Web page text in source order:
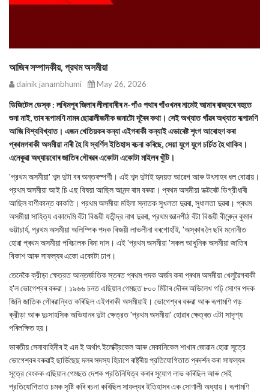
আজিৰ সম্পাদকীয়, প্রথম অসমীয়া
dainik janambhumi May 26, 2026
ডিজিটেল ডেস্ক : লখিমপুৰ জিলাৰ লীলাবাৰীৰ ন-গাঁও পথাৰ গাঁওখনৰ নামেই আমাৰ ৰাজ্যৰে বহুতে
শুনা নাই, তাৰ ৰূপামণি নামৰ ছোৱালীজনীক জনাটো দূৰৈৰ কথা। সেই অখ্যাত গাঁৱৰ অখ্যাত ৰূপামণি
আজি বিশ্ববিখ্যাত। এজন খেতিয়কৰ কন্যা এইগৰাকী কন্যাই এভাৰেষ্ট শৃংগ আৰোহণ কৰা
প্ৰথমগৰাকী অসমীয়া নাৰী হৈ যি স্বর্ণিল ইতিহাস ৰচনা কৰিছে, সেয়া যুগে যুগে চর্চিত হৈ থাকিব।
এনেকুৱা অধ্যায়বোৰ জাতিৰ গৌৰৱৰ একোটা একোটা মাইলৰ খুঁটি।
'প্রথম অসমীয়া' শব্দ দুটা বৰ অন্তৰস্পৰ্শী। এই শব্দ দুটাই হৃদয়ত আৱেগ আৰু উৎসাহৰ ধল বোৱায়।
প্রথম অসমীয়া আই চি এছ বিষয়া আছিল আনন্দ ৰাম বৰুৱা। প্ৰথম অসমীয়া ডক্টৰেট ডিগ্রীধাৰী
আছিল বাণীকান্ত কাকতি। প্রথম অসমীয়া মহিলা স্নাতক সুখলতা দুৱৰা, সুধালতা দুৱৰা। প্ৰথম
অসমীয়া সাহিত্য একাদেমি বঁটা বিজয়ী যতীন্দ্র নাথ দুৱৰা, প্রথম জ্ঞানপীঠ বঁটা বিজয়ী বীৰেন্দ্ৰ কুমাৰ
ভট্টাচাৰ্য, প্রথম অসমীয়া অলিম্পিক পদক বিজয়ী লাভলীনা বৰগোহাঁই, 'অস্কাৰ লৈ ছবি মনোনীত
হোৱা প্ৰথম অসমীয়া পৰিচালক ৰিমা দাস। এই 'প্রথম অসমীয়া 'সকল আধুনিক অসমীয়া জাতিৰ
বিকাশ আৰু সাফল্যৰ একো একোটা ঢাপ।
তেনেকৈ ক্রীড়া ক্ষেত্রত আন্তর্জাতিক স্তৰত প্ৰথম পদক অর্জন কৰা প্ৰথম অসমীয়া খেলুৱৈগৰাকী
হ'ল ভোগেশ্বৰ বৰুৱা। ১৯৬৬ চনত এছিয়ান গেমছত ৮০০ মিটাৰ দৌৰৰ অভিলেখ গঢ়ি সোণৰ পদক
জিনি জাতিক গৌৰৱান্বিত কৰিছিল এইগৰাকী অসমীয়াই। ভোগেশ্বৰ বৰুৱা আৰু ৰূপামণি গড়
ক্রীড়া আৰু দুঃসাহসিক অভিযানৰ দুটা ক্ষেত্রত 'প্রথম অসমীয়া' হোৱাৰ ক্ষেত্ৰত এটা সাদৃশ্য
পৰিলক্ষিত হয়।
ভাৰতীয় সেনাবাহিনীৰ ই এম ই অর্থাৎ ইলেক্ট্রিকেল আৰু মেকানিকেল শাখাৰ জোৱান হোৱা সূত্রে
ভোগেশ্বৰ বৰুৱাই ছার্ভিছেছ দলৰ সদস্য হিচাপে ৰাষ্ট্ৰীয় প্রতিযোগিতাত প্ৰদৰ্শন কৰা সাফল্যৰ
সূত্রে বেংকক এছিয়ান গেমছত দেশক প্রতিনিধিত্ব কৰাৰ সুযোগ লাভ কৰিছিল আৰু সেই
প্রতিযোগিতাত চমক সৃষ্টি কৰি ৰচনা কৰিছিল সাফল্যৰ ইতিহাসৰ এক সোণালী অধ্যায়। ৰূপামণি